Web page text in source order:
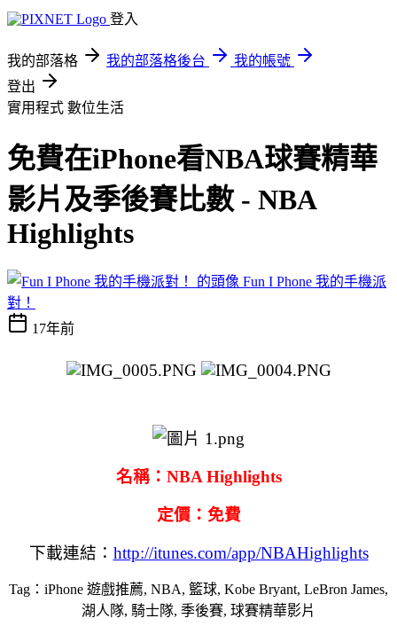
登入
我的部落格 我的部落格後台
我的帳號
登出
實用程式 數位生活
免費在iPhone看NBA球賽精華
影片及季後賽比數 - NBA
Highlights
Fun I Phone 我的手機派
對！
17年前
名稱： NBA Highlights
定價：免費
下載連結： http://itunes.com/app/NBAHighlights
Tag：iPhone 遊戲推薦, NBA, 籃球, Kobe Bryant, LeBron James,
湖人隊, 騎士隊, 季後賽, 球賽精華影片